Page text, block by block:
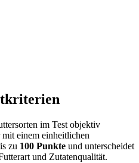
im Test objektiv
einem einheitlichen
zu 100 Punkte und unterscheidet
und Zutatenqualität.